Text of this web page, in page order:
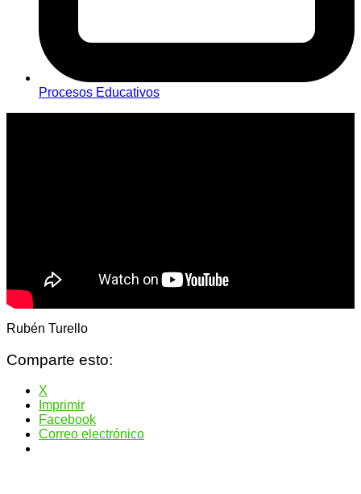
Procesos Educativos
Rubén Turello
Comparte esto:
X
Imprimir
Facebook
Correo electrónico